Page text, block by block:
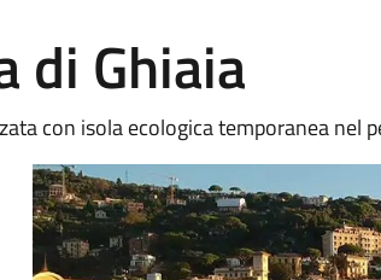
di Ghiaia
con isola ecologica temporanea nel